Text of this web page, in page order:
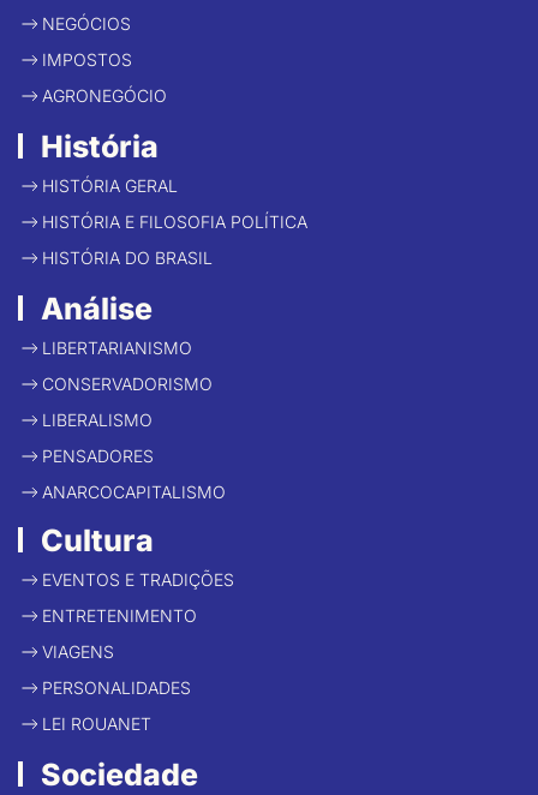
NEGÓCIOS
IMPOSTOS
AGRONEGÓCIO
História
HISTÓRIA GERAL
HISTÓRIA E FILOSOFIA POLÍTICA
HISTÓRIA DO BRASIL
Análise
LIBERTARIANISMO
CONSERVADORISMO
LIBERALISMO
PENSADORES
ANARCOCAPITALISMO
Cultura
EVENTOS E TRADIÇÕES
ENTRETENIMENTO
VIAGENS
PERSONALIDADES
LEI ROUANET
Sociedade